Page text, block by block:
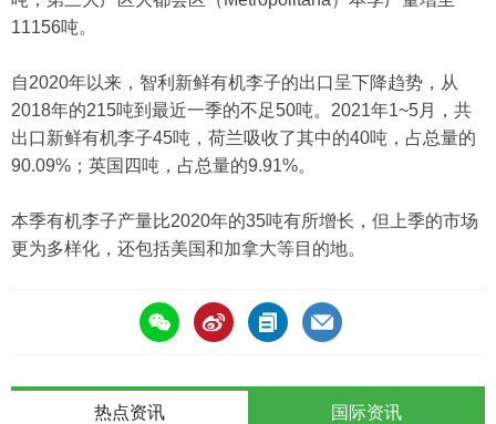
11156吨。
自2020年以来，智利新鲜有机李子的出口呈下降趋势，从
2018年的215吨到最近一季的不足50吨。2021年1~5月，共
出口新鲜有机李子45吨，荷兰吸收了其中的40吨，占总量的
90.09%；英国四吨，占总量的9.91%。
本季有机李子产量比2020年的35吨有所增长，但上季的市场
更为多样化，还包括美国和加拿大等目的地。
热点资讯 国际资讯